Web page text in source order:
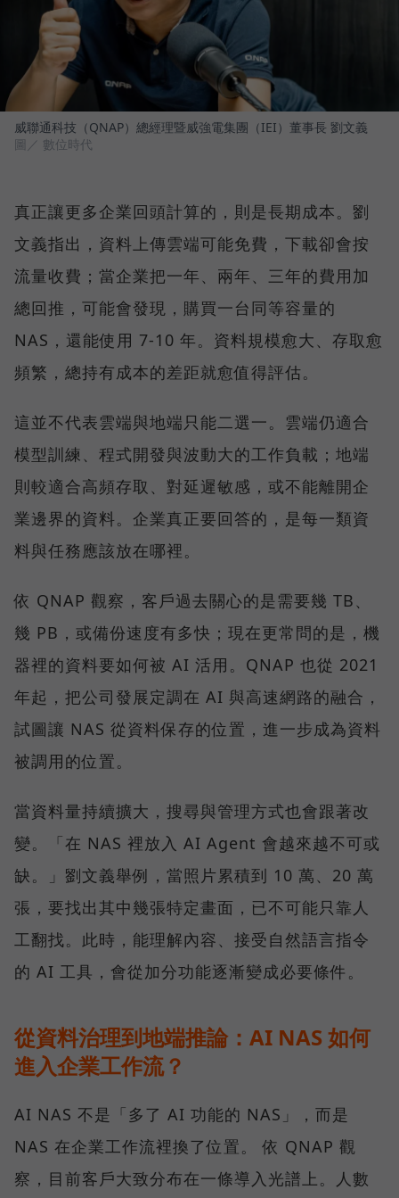
威聯通科技（QNAP）總經理暨威強電集團（IEI）董事長 劉文義
圖／ 數位時代
真正讓更多企業回頭計算的，則是長期成本。劉
文義指出，資料上傳雲端可能免費，下載卻會按
流量收費；當企業把一年、兩年、三年的費用加
總回推，可能會發現，購買一台同等容量的
NAS，還能使用 7-10 年。資料規模愈大、存取愈
頻繁，總持有成本的差距就愈值得評估。
這並不代表雲端與地端只能二選一。雲端仍適合
模型訓練、程式開發與波動大的工作負載；地端
則較適合高頻存取、對延遲敏感，或不能離開企
業邊界的資料。企業真正要回答的，是每一類資
料與任務應該放在哪裡。
依 QNAP 觀察，客戶過去關心的是需要幾 TB、
幾 PB，或備份速度有多快；現在更常問的是，機
器裡的資料要如何被 AI 活用。QNAP 也從 2021
年起，把公司發展定調在 AI 與高速網路的融合，
試圖讓 NAS 從資料保存的位置，進一步成為資料
被調用的位置。
當資料量持續擴大，搜尋與管理方式也會跟著改
變。「在 NAS 裡放入 AI Agent 會越來越不可或
缺。」劉文義舉例，當照片累積到 10 萬、20 萬
張，要找出其中幾張特定畫面，已不可能只靠人
工翻找。此時，能理解內容、接受自然語言指令
的 AI 工具，會從加分功能逐漸變成必要條件。
從資料治理到地端推論：AI NAS 如何
進入企業工作流？
AI NAS 不是「多了 AI 功能的 NAS」，而是
NAS 在企業工作流裡換了位置。 依 QNAP 觀
察，目前客戶大致分布在一條導入光譜上。人數